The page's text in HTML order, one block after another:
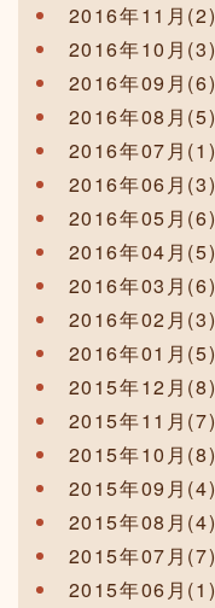
2016年11月(2)
2016年10月(3)
2016年09月(6)
2016年08月(5)
2016年07月(1)
2016年06月(3)
2016年05月(6)
2016年04月(5)
2016年03月(6)
2016年02月(3)
2016年01月(5)
2015年12月(8)
2015年11月(7)
2015年10月(8)
2015年09月(4)
2015年08月(4)
2015年07月(7)
2015年06月(1)